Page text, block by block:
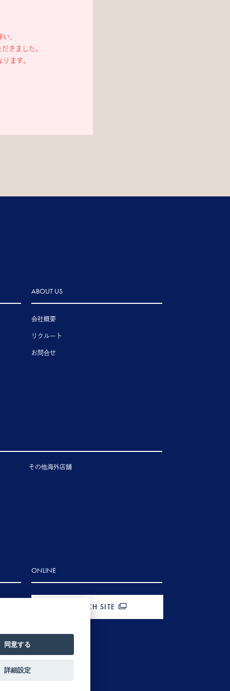
、
きました。
ます。
ABOUT US
会社概要
リクルート
お問合せ
その他海外店舗
ONLINE
FRENCH SITE
同意する
詳細設定